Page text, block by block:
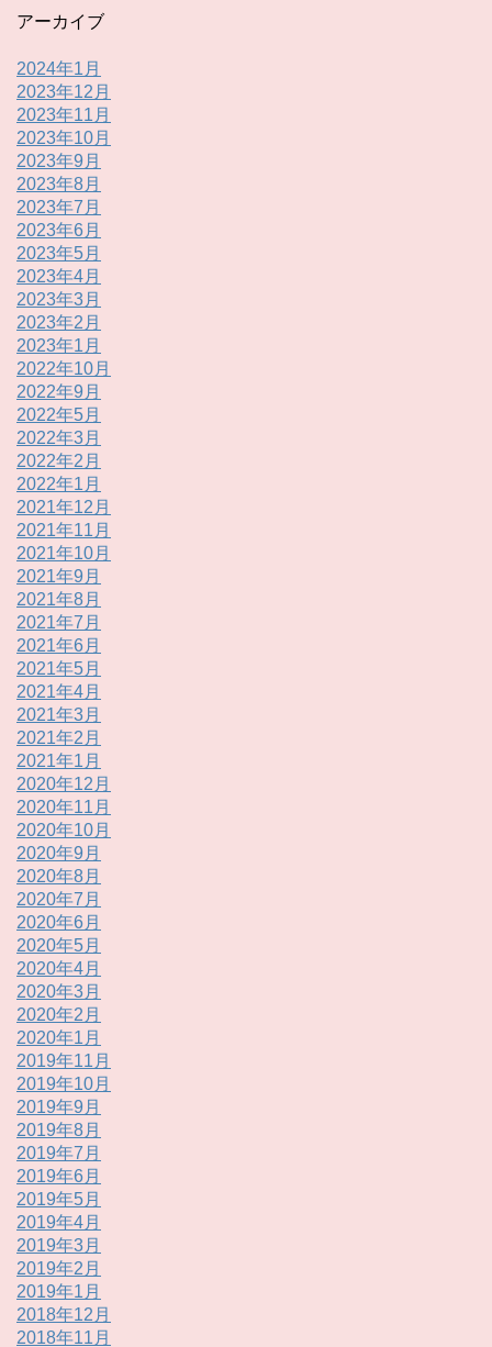
アーカイブ
2024年1月
2023年12月
2023年11月
2023年10月
2023年9月
2023年8月
2023年7月
2023年6月
2023年5月
2023年4月
2023年3月
2023年2月
2023年1月
2022年10月
2022年9月
2022年5月
2022年3月
2022年2月
2022年1月
2021年12月
2021年11月
2021年10月
2021年9月
2021年8月
2021年7月
2021年6月
2021年5月
2021年4月
2021年3月
2021年2月
2021年1月
2020年12月
2020年11月
2020年10月
2020年9月
2020年8月
2020年7月
2020年6月
2020年5月
2020年4月
2020年3月
2020年2月
2020年1月
2019年11月
2019年10月
2019年9月
2019年8月
2019年7月
2019年6月
2019年5月
2019年4月
2019年3月
2019年2月
2019年1月
2018年12月
2018年11月